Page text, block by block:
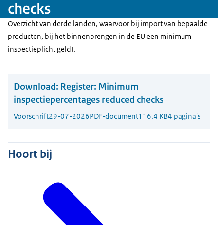
checks
Overzicht van derde landen, waarvoor bij import van bepaalde
producten, bij het binnenbrengen in de EU een minimum
inspectieplicht geldt.
Download: Register: Minimum
inspectiepercentages reduced checks
Voorschrift29-07-2026PDF-document116.4 KB4 pagina's
Hoort bij